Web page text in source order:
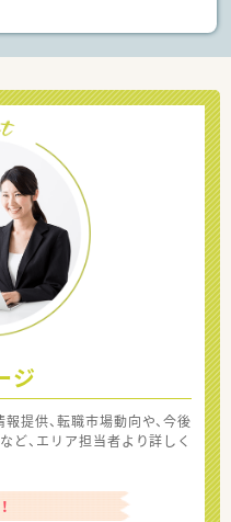
ジ
提供、転職市場動向や、今後
ど、エリア担当者より詳しく